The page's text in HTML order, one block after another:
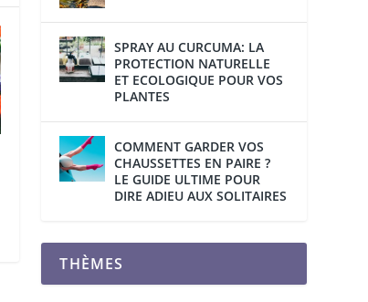
SPRAY AU CURCUMA: LA
PROTECTION NATURELLE
ET ECOLOGIQUE POUR VOS
PLANTES
COMMENT GARDER VOS
CHAUSSETTES EN PAIRE ?
LE GUIDE ULTIME POUR
DIRE ADIEU AUX SOLITAIRES
THÈMES